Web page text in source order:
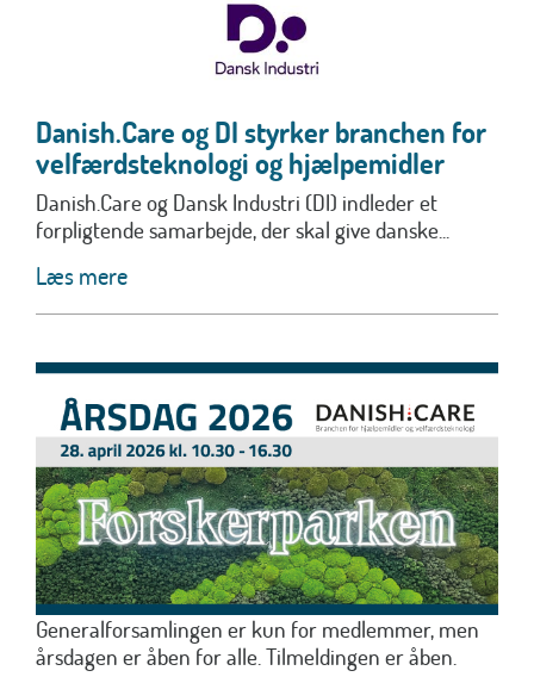
Danish.Care og DI styrker branchen for
velfærdsteknologi og hjælpemidler
Danish.Care og Dansk Industri (DI) indleder et
forpligtende samarbejde, der skal give danske...
Læs mere
Generalforsamlingen er kun for medlemmer, men
årsdagen er åben for alle. Tilmeldingen er åben.